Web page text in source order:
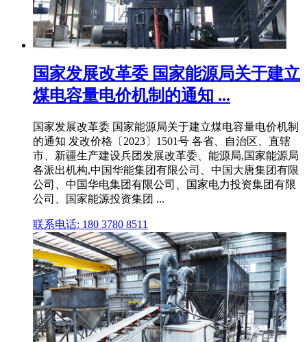
国家发展改革委 国家能源局关于建立
煤电容量电价机制的通知 ...
国家发展改革委 国家能源局关于建立煤电容量电价机制
的通知 发改价格〔2023〕1501号 各省、自治区、直辖
市、新疆生产建设兵团发展改革委、能源局,国家能源局
各派出机构,中国华能集团有限公司、中国大唐集团有限
公司、中国华电集团有限公司、国家电力投资集团有限
公司、国家能源投资集团 ...
联系电话: 180 3780 8511